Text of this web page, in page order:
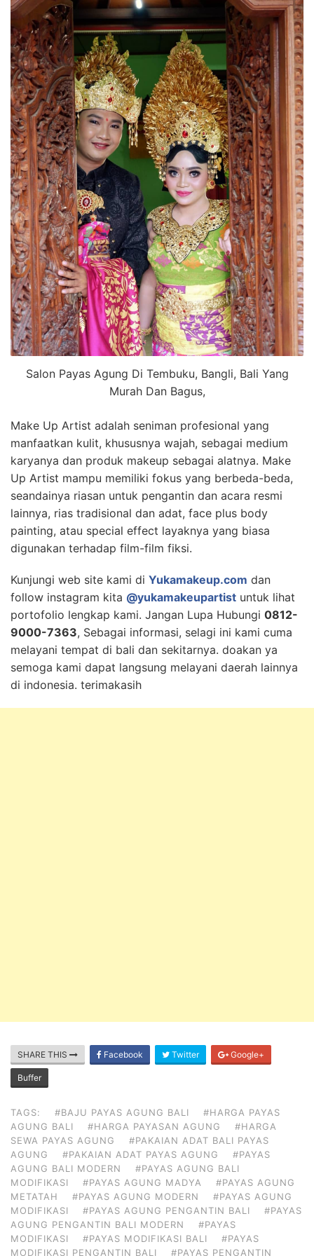
Salon Payas Agung Di Tembuku, Bangli, Bali Yang
Murah Dan Bagus,
Make Up Artist adalah seniman profesional yang
manfaatkan kulit, khususnya wajah, sebagai medium
karyanya dan produk makeup sebagai alatnya. Make
Up Artist mampu memiliki fokus yang berbeda-beda,
seandainya riasan untuk pengantin dan acara resmi
lainnya, rias tradisional dan adat, face plus body
painting, atau special effect layaknya yang biasa
digunakan terhadap film-film fiksi.
Kunjungi web site kami di Yukamakeup.com dan
follow instagram kita @yukamakeupartist untuk lihat
portofolio lengkap kami. Jangan Lupa Hubungi 0812-
9000-7363, Sebagai informasi, selagi ini kami cuma
melayani tempat di bali dan sekitarnya. doakan ya
semoga kami dapat langsung melayani daerah lainnya
di indonesia. terimakasih
SHARE THIS Facebook Twitter Google+
Buffer
TAGS: #BAJU PAYAS AGUNG BALI
#HARGA PAYAS
AGUNG BALI
#HARGA PAYASAN AGUNG
#HARGA
SEWA PAYAS AGUNG
#PAKAIAN ADAT BALI PAYAS
AGUNG
#PAKAIAN ADAT PAYAS AGUNG
#PAYAS
AGUNG BALI MODERN
#PAYAS AGUNG BALI
MODIFIKASI
#PAYAS AGUNG MADYA
#PAYAS AGUNG
METATAH
#PAYAS AGUNG MODERN
#PAYAS AGUNG
MODIFIKASI
#PAYAS AGUNG PENGANTIN BALI
#PAYAS
AGUNG PENGANTIN BALI MODERN
#PAYAS
MODIFIKASI
#PAYAS MODIFIKASI BALI
#PAYAS
MODIFIKASI PENGANTIN BALI
#PAYAS PENGANTIN